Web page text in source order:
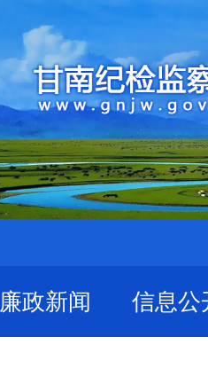
廉政新闻 信息公